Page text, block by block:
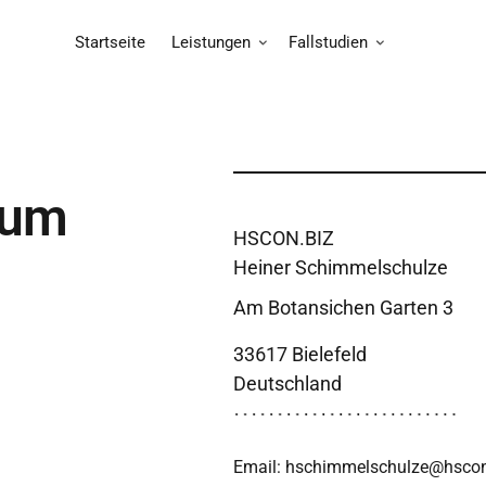
Startseite Leistungen Fallstudien
HSCON.BIZ
Heiner Schimmelschulze
Am Botansichen Garten 3
33617 Bielefeld
Deutschland
Email: